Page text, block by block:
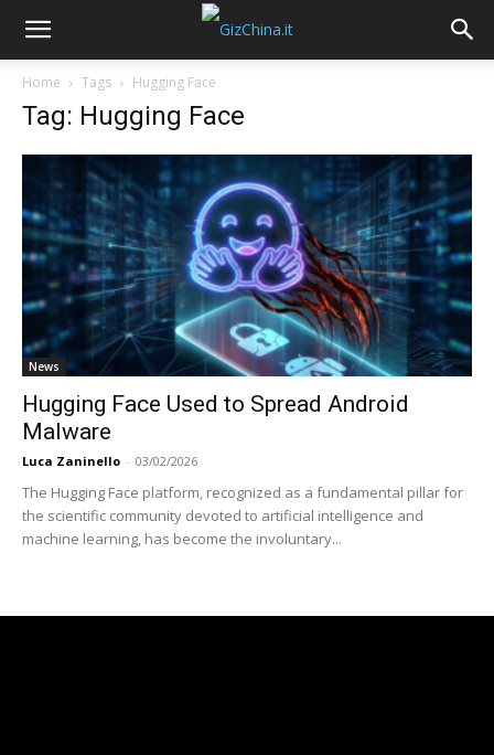
Home Tags Hugging Face
Tag: Hugging Face
News
Hugging Face Used to Spread Android
Malware
Luca Zaninello - 03/02/2026
The Hugging Face platform, recognized as a fundamental pillar for
the scientific community devoted to artificial intelligence and
machine learning, has become the involuntary...